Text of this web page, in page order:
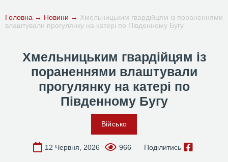
Головна → Новини → Хмельницьким гвардійцям із пораненнями
влаштували прогулянку на катері по Південному Бугу
Хмельницьким гвардійцям із
пораненнями влаштували
прогулянку на катері по
Південному Бугу
Військо
12 Червня, 2026 966 Поділитись